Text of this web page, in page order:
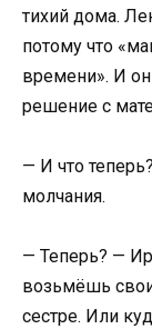
тихий дома.
потому что
времени». И
решение с
— И что
молчания.
— Теперь? —
возьмёшь
сестре. Или